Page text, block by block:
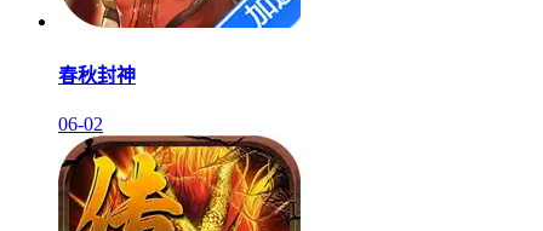
春秋封神
06-02